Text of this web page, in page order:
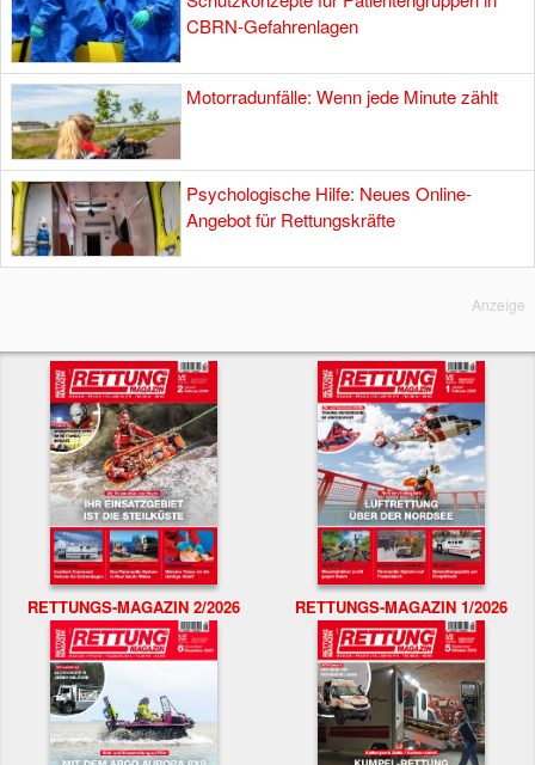
CBRN-Gefahrenlagen
Motorradunfälle: Wenn jede Minute zählt
Psychologische Hilfe: Neues Online-
Angebot für Rettungskräfte
Anzeige
RETTUNGS-MAGAZIN 2/2026 RETTUNGS-MAGAZIN 1/2026